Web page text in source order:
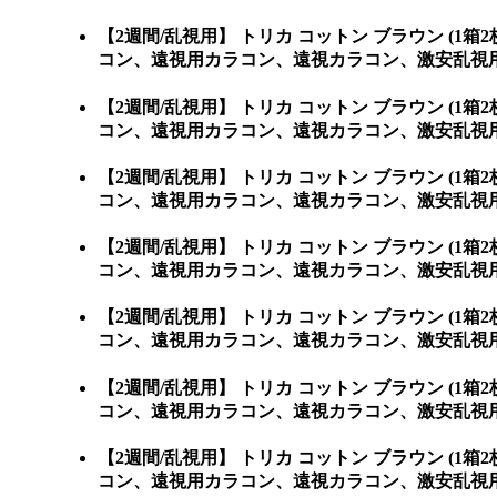
【2週間/乱視用】 トリカ コットン ブラウン (1
コン、遠視用カラコン、遠視カラコン、激安乱
【2週間/乱視用】 トリカ コットン ブラウン (1
コン、遠視用カラコン、遠視カラコン、激安乱
【2週間/乱視用】 トリカ コットン ブラウン (1
コン、遠視用カラコン、遠視カラコン、激安乱
【2週間/乱視用】 トリカ コットン ブラウン (1
コン、遠視用カラコン、遠視カラコン、激安乱
【2週間/乱視用】 トリカ コットン ブラウン (1
コン、遠視用カラコン、遠視カラコン、激安乱
【2週間/乱視用】 トリカ コットン ブラウン (1
コン、遠視用カラコン、遠視カラコン、激安乱
【2週間/乱視用】 トリカ コットン ブラウン (1
コン、遠視用カラコン、遠視カラコン、激安乱